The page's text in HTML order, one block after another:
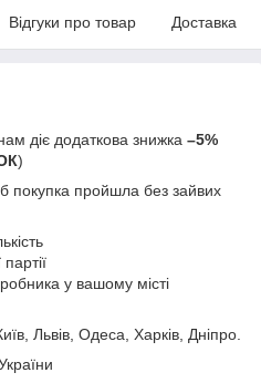
Відгуки про товар Доставка
діє додаткова знижка –5%
)
покупка пройшла без зайвих
у вашому місті
Львів, Одеса, Харків, Дніпро.